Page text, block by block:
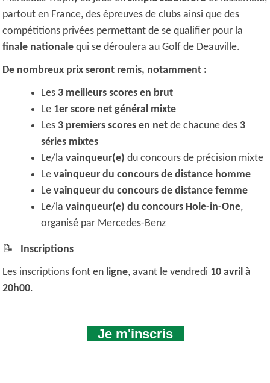
partout en France, des épreuves de clubs ainsi que des
compétitions privées permettant de se qualifier pour la
finale nationale qui se déroulera au Golf de Deauville.
De nombreux prix seront remis, notamment :
Les 3 meilleurs scores en brut
Le 1er score net général mixte
Les 3 premiers scores en net de chacune des 3
séries mixtes
Le/la vainqueur(e) du concours de précision mixte
Le vainqueur du concours de distance homme
Le vainqueur du concours de distance femme
Le/la vainqueur(e) du concours Hole-in-One,
organisé par Mercedes-Benz
📝
Inscriptions
Les inscriptions font en ligne, avant le vendredi 10 avril à
20h00.
Je m'inscris